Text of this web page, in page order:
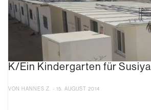
K/Ein Kindergarten für Susiya
VON HANNES Z. - 15. AUGUST 2014